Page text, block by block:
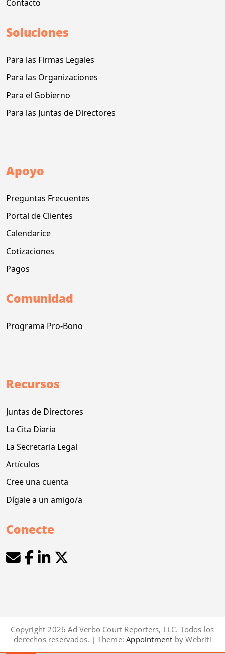
Contacto
Soluciones
Para las Firmas Legales
Para las Organizaciones
Para el Gobierno
Para las Juntas de Directores
Apoyo
Preguntas Frecuentes
Portal de Clientes
Calendarice
Cotizaciones
Pagos
Comunidad
Programa Pro-Bono
Recursos
Juntas de Directores
La Cita Diaria
La Secretaria Legal
Artículos
Cree una cuenta
Dígale a un amigo/a
Conecte
Copyright 2026 Ad Verbo Court Reporters, LLC. Todos los
derechos reservados. | Theme: Appointment by Webriti